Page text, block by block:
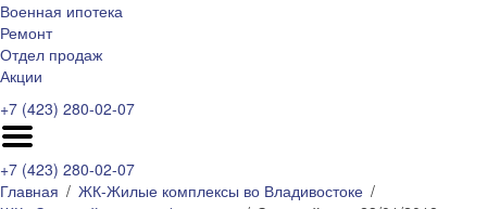
Военная ипотека
Ремонт
Отдел продаж
Акции
+7 (423) 280-02-07
+7 (423) 280-02-07
Главная
ЖК-Жилые комплексы во Владивостоке